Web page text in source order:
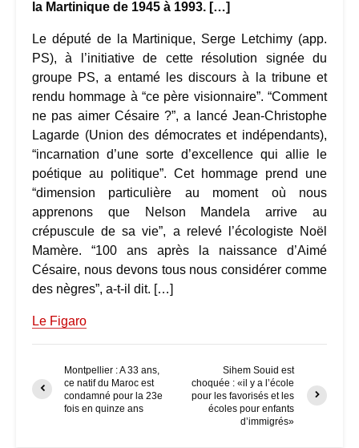
la Martinique de 1945 à 1993. […]
Le député de la Martinique, Serge Letchimy (app.
PS), à l’initiative de cette résolution signée du
groupe PS, a entamé les discours à la tribune et
rendu hommage à “ce père visionnaire”. “Comment
ne pas aimer Césaire ?”, a lancé Jean-Christophe
Lagarde (Union des démocrates et indépendants),
“incarnation d’une sorte d’excellence qui allie le
poétique au politique”. Cet hommage prend une
“dimension particulière au moment où nous
apprenons que Nelson Mandela arrive au
crépuscule de sa vie”, a relevé l’écologiste Noël
Mamère. “100 ans après la naissance d’Aimé
Césaire, nous devons tous nous considérer comme
des nègres”, a-t-il dit. […]
Le Figaro
Montpellier : A 33 ans,
ce natif du Maroc est
condamné pour la 23e
fois en quinze ans
Sihem Souid est
choquée : «il y a l’école
pour les favorisés et les
écoles pour enfants
d’immigrés»